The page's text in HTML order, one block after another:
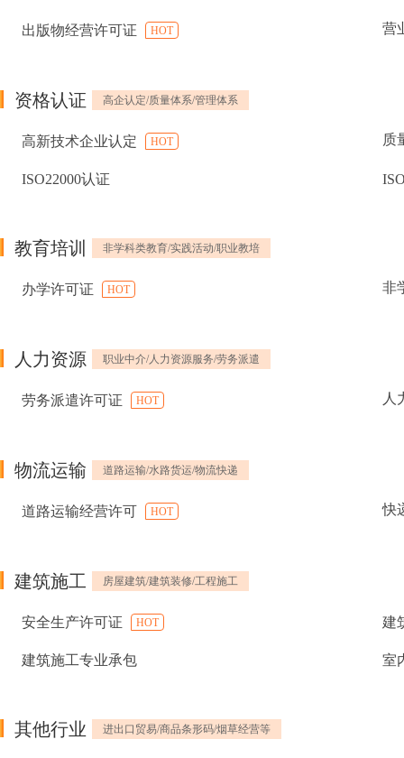
出版物经营许可证 HOT 营
资格认证 高企认定/质量体系/管理体系
高新技术企业认定 HOT 质
ISO22000认证
教育培训 非学科类教育/实践活动/职业教培
办学许可证 HOT 非
人力资源 职业中介/人力资源服务/劳务派遣
劳务派遣许可证 HOT 人
物流运输 道路运输/水路货运/物流快递
道路运输经营许可 HOT 快
建筑施工 房屋建筑/建筑装修/工程施工
安全生产许可证 HOT 建
建筑施工专业承包 室
其他行业 进出口贸易/商品条形码/烟草经营等